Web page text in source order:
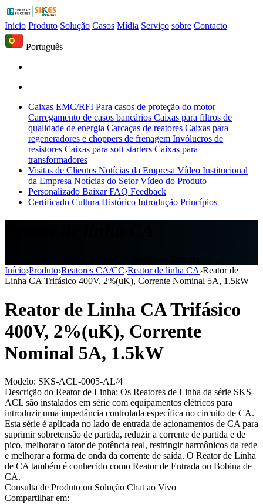
Início Produto Solução Casos Mídia Serviço sobre Contacto
Português
Caixas EMC/RFI Para casos de proteção do motor
Carregamento de casos bancários Caixas para filtros de
qualidade de energia Carcaças de reatores Caixas para
regeneradores e choppers de frenagem Invólucros de
resistores Caixas para soft starters Caixas para
transformadores
Visitas de Clientes Notícias da Empresa Vídeo Institucional
da Empresa Notícias do Setor Vídeo do Produto
Personalizado Baixar FAQ Feedback
Certificado Cultura Histórico Introdução Princípios
Início›Produto›Reatores CA/CC›Reator de linha CA›Reator de
Linha CA Trifásico 400V, 2%(uK), Corrente Nominal 5A, 1.5kW
Reator de Linha CA Trifásico
400V, 2%(uK), Corrente
Nominal 5A, 1.5kW
Modelo: SKS-ACL-0005-AL/4
Descrição do Reator de Linha: Os Reatores de Linha da série SKS-
ACL são instalados em série com equipamentos elétricos para
introduzir uma impedância controlada específica no circuito de CA.
Esta série é aplicada no lado de entrada de acionamentos de CA para
suprimir sobretensão de partida, reduzir a corrente de partida e de
pico, melhorar o fator de potência real, restringir harmônicos da rede
e melhorar a forma de onda da corrente de saída. O Reator de Linha
de CA também é conhecido como Reator de Entrada ou Bobina de
CA.
Consulta de Produto ou Solução Chat ao Vivo
Compartilhar em: